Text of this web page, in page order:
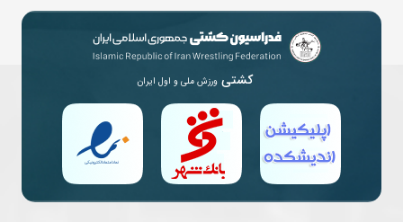
کشتی ورزش ملی و اول ایران